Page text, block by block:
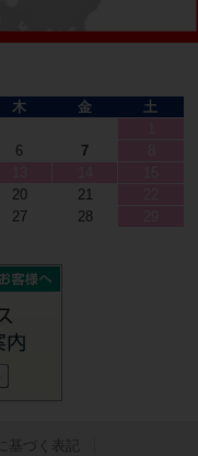
木 金
土
6 7
20 21
27 28
基づく表記